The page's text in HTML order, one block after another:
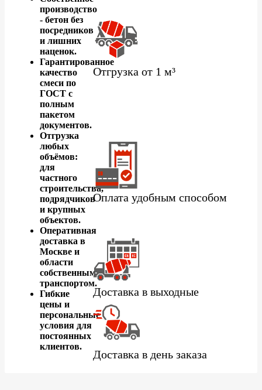
производство
- бетон без
посредников
и лишних
наценок.
Гарантированное
качество
смеси по
ГОСТ с
полным
пакетом
документов.
Отгрузка
любых
объёмов:
для
частного
строительства,
подрядчиков
и крупных
объектов.
Оперативная
доставка в
Москве и
области
собственным
транспортом.
Гибкие
цены и
персональные
условия для
постоянных
клиентов.
Отгрузка от 1 м³
Оплата удобным способом
Доставка в выходные
Доставка в день заказа